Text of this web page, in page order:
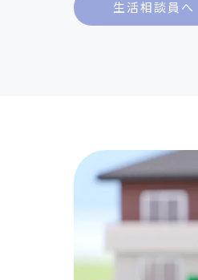
生活相談員へ